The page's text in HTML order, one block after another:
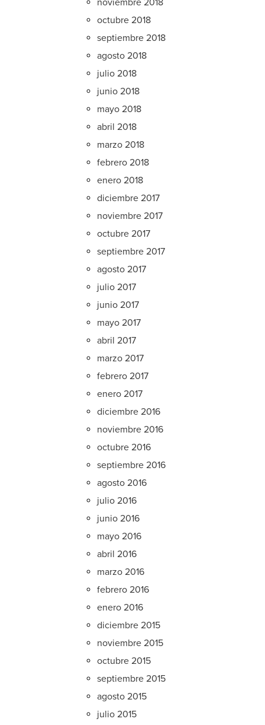
octubre 2018
septiembre 2018
agosto 2018
julio 2018
junio 2018
mayo 2018
abril 2018
marzo 2018
febrero 2018
enero 2018
diciembre 2017
noviembre 2017
octubre 2017
septiembre 2017
agosto 2017
julio 2017
junio 2017
mayo 2017
abril 2017
marzo 2017
febrero 2017
enero 2017
diciembre 2016
noviembre 2016
octubre 2016
septiembre 2016
agosto 2016
julio 2016
junio 2016
mayo 2016
abril 2016
marzo 2016
febrero 2016
enero 2016
diciembre 2015
noviembre 2015
octubre 2015
septiembre 2015
agosto 2015
julio 2015